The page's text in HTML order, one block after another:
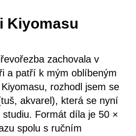
Kiyomasu
zachovala v
a patří k mým oblíbeným
rozhodl jsem se
akvarel), která se nyní
Formát díla je 50 ×
spolu s ručním